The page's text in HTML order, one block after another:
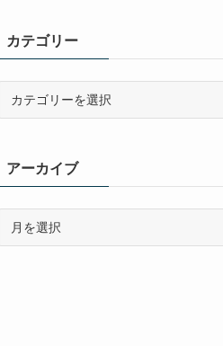
カテゴリー
ーアーカイブ